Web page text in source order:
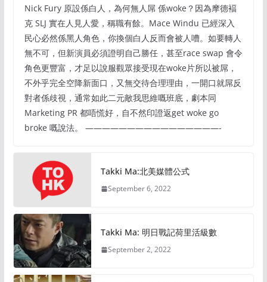
Nick Fury 原設係白人，為何無人屌 係woke？因為摩德褔
克 SLJ 實在人見人愛，稱職有餘。Mace Windu 已經深入
民心必然係黑人角色，你換個白人反而會被人嘈。如要轉人
無不可，但新演員必須證明自己勝任，甚至race swap 會令
角色更豐富，才足以說服觀眾接受現在woke片所以被屌，
不外乎完全空降新面口，又無交待合理理由，一開口就屌反
對者係歧視，通常如此二元敵我思維嘅班底，劇本同
Marketing PR 都唔慌好，自不然印證返get woke go
broke 嘅說法。 ————————————————-
Takki Ma:北美媒體公式
September 6, 2022
Takki Ma: 明日戰記荷里活級數
September 2, 2022